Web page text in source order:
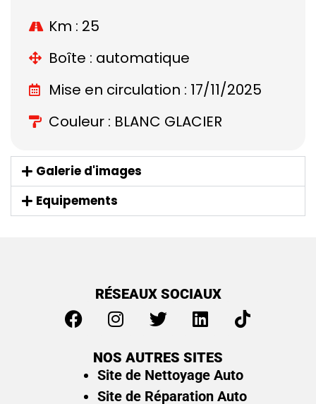
Km : 25
Boîte : automatique
Mise en circulation : 17/11/2025
Couleur : BLANC GLACIER
Galerie d'images
Equipements
RÉSEAUX SOCIAUX
NOS AUTRES SITES
Site de Nettoyage Auto
Site de Réparation Auto